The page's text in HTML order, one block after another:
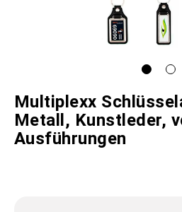
Multiplexx
Metall, Kunstleder,
Ausführungen